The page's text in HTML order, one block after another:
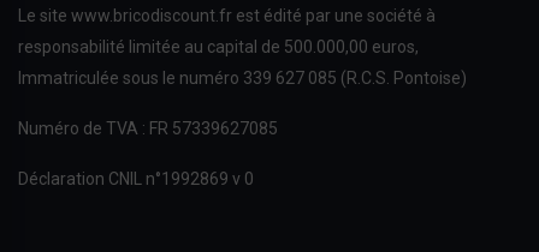
Le site www.bricodiscount.fr est édité par une société à
responsabilité limitée au capital de 500.000,00 euros,
Immatriculée sous le numéro 339 627 085 (R.C.S. Pontoise)
Numéro de TVA : FR 57339627085
Déclaration CNIL n°1992869 v 0